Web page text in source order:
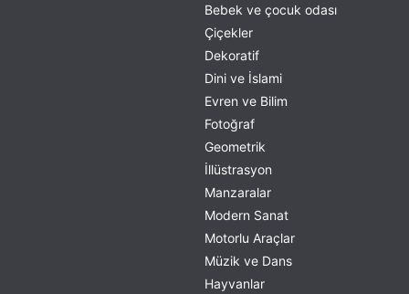
Bebek ve çocuk odası
Çiçekler
Dekoratif
Dini ve İslami
Evren ve Bilim
Fotoğraf
Geometrik
İllüstrasyon
Manzaralar
Modern Sanat
Motorlu Araçlar
Müzik ve Dans
Hayvanlar